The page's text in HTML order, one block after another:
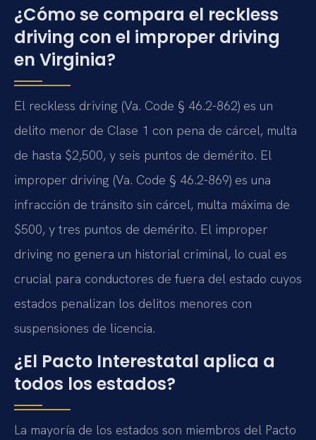
¿Cómo se compara el reckless
driving con el improper driving
en Virginia?
El reckless driving (Va. Code § 46.2-862) es un
delito menor de Clase 1 con pena de cárcel, multa
de hasta $2,500, y seis puntos de demérito. El
improper driving (Va. Code § 46.2-869) es una
infracción de tránsito sin cárcel, multa máxima de
$500, y tres puntos de demérito. El improper
driving no genera un historial criminal, lo cual es
crucial para conductores de fuera del estado cuyos
estados penalizan los delitos menores con
suspensiones de licencia.
¿El Pacto Interestatal aplica a
todos los estados?
La mayoría de los estados son miembros del Pacto